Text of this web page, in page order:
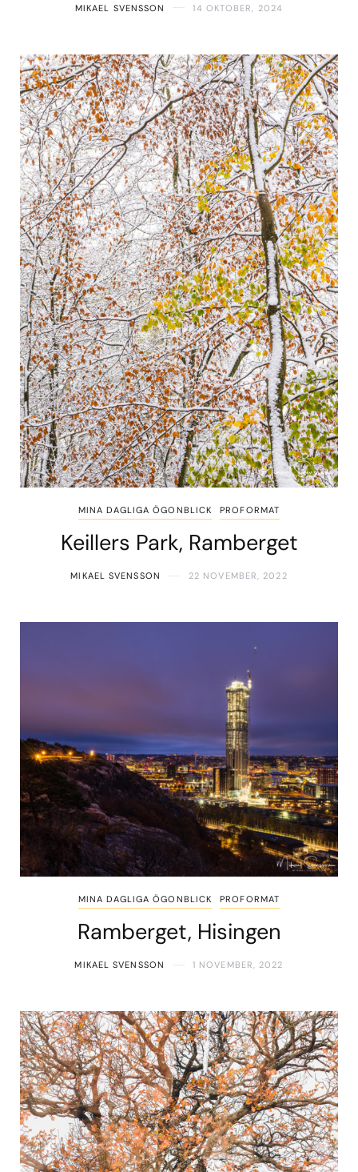
MIKAEL SVENSSON 14 OKTOBER, 2024
MINA DAGLIGA ÖGONBLICK PROFORMAT
Keillers Park, Ramberget
MIKAEL SVENSSON 22 NOVEMBER, 2022
MINA DAGLIGA ÖGONBLICK PROFORMAT
Ramberget, Hisingen
MIKAEL SVENSSON 1 NOVEMBER, 2022